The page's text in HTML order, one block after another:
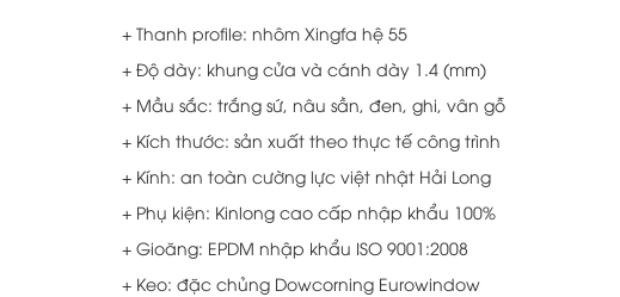
+ Thanh profile: nhôm Xingfa hệ 55
+ Độ dày: khung cửa và cánh dày 1.4 (mm)
+ Mầu sắc: trắng sứ, nâu sần, đen, ghi, vân gỗ
+ Kích thước: sản xuất theo thực tế công trình
+ Kính: an toàn cường lực việt nhật Hải Long
+ Phụ kiện: Kinlong cao cấp nhập khẩu 100%
+ Gioăng: EPDM nhập khẩu ISO 9001:2008
+ Keo: đặc chủng Dowcorning Eurowindow